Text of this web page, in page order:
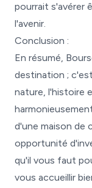
pourrait s'avérer
l'avenir.
Conclusion :
En résumé,
destination ;
nature, l'histoire
d'une maison de
opportunité
qu'il vous faut
vous accueillir